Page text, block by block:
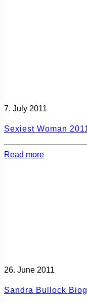
7. July 2011
Sexiest Woman
Read more
26. June 2011
Sandra Bullock